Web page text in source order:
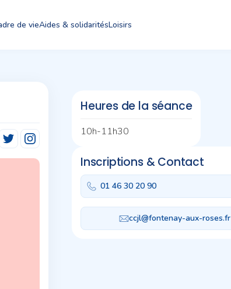
de vieAides & solidaritésLoisirs
Heures de la séance
10h-11h30
Inscriptions & Contact
01 46 30 20 90
ccjl@fontenay-aux-roses.fr